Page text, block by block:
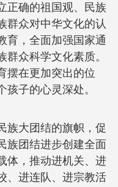
正确的祖国观、民族
群众对中华文化的认
育，全面加强国家通
众科学文化素质。
摆在更加突出的位
子的心灵深处。
族大团结的旗帜，促
族团结进步创建全面
体，推动进机关、进
、进连队、进宗教活